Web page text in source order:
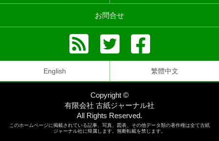
お問合せ
English 繁體中文
Copyright ©
有限会社 古紙ジャーナル社
All Rights Reserved.
このホームページに掲載されている記事、写真、図表、その他データ類の著作権は全て古紙
ジャーナル社に帰属します。無断転載を禁じます。